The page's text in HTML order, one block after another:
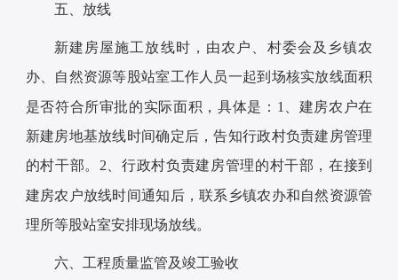
五、放线
新建房屋施工放线时，由农户、村委会及乡镇农
办、自然资源等股站室工作人员一起到场核实放线面积
是否符合所审批的实际面积，具体是：1、建房农户在
新建房地基放线时间确定后，告知行政村负责建房管理
的村干部。2、行政村负责建房管理的村干部，在接到
建房农户放线时间通知后，联系乡镇农办和自然资源管
理所等股站室安排现场放线。
六、工程质量监管及竣工验收